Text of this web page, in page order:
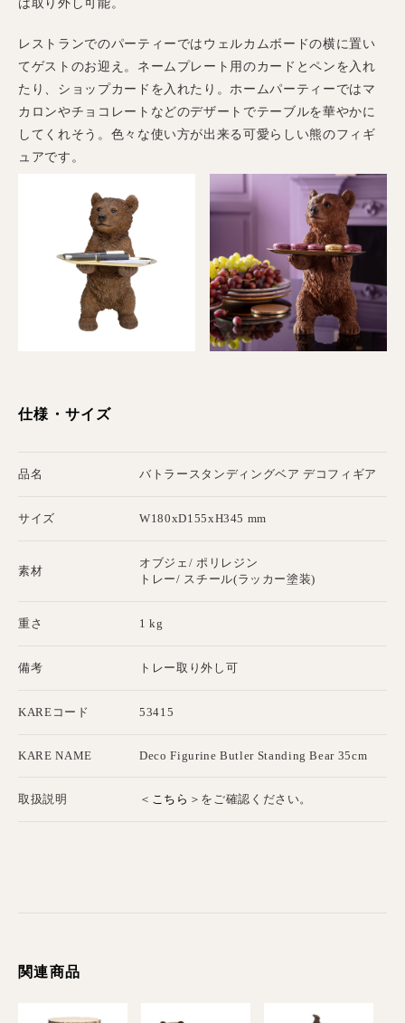
レストランでのパーティーではウェルカムボードの横に置い
てゲストのお迎え。ネームプレート用のカードとペンを入れ
たり、ショップカードを入れたり。ホームパーティーではマ
カロンやチョコレートなどのデザートでテーブルを華やかに
してくれそう。色々な使い方が出来る可愛らしい熊のフィギ
ュアです。
仕様・サイズ
品名 バトラースタンディングベア デコフィギア
サイズ W180xD155xH345 mm
素材
オブジェ/ ポリレジン
トレー/ スチール(ラッカー塗装)
重さ 1 kg
備考 トレー取り外し可
KAREコード 53415
KARE NAME Deco Figurine Butler Standing Bear 35cm
取扱説明 ＜ こちら ＞をご確認ください。
関連商品